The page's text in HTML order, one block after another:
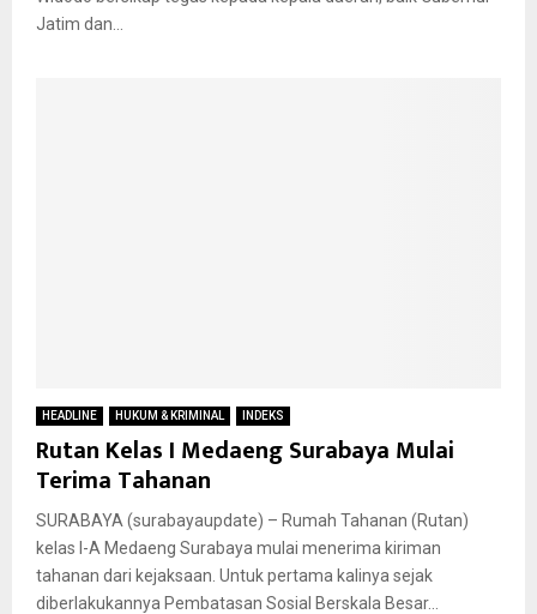
Jatim dan...
HEADLINE HUKUM & KRIMINAL INDEKS
Rutan Kelas I Medaeng Surabaya Mulai
Terima Tahanan
SURABAYA (surabayaupdate) – Rumah Tahanan (Rutan)
kelas I-A Medaeng Surabaya mulai menerima kiriman
tahanan dari kejaksaan. Untuk pertama kalinya sejak
diberlakukannya Pembatasan Sosial Berskala Besar...